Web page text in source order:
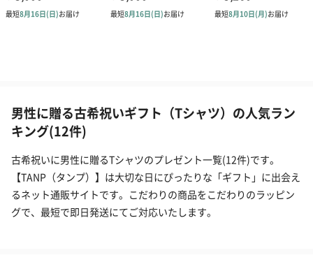
男性に贈る古希祝いギフト（Tシャツ）の人気ラン
キング(12件)
古希祝いに男性に贈るTシャツのプレゼント一覧(12件)です。
【TANP（タンプ）】は大切な日にぴったりな「ギフト」に出会え
るネット通販サイトです。こだわりの商品をこだわりのラッピン
グで、最短で即日発送にてご対応いたします。